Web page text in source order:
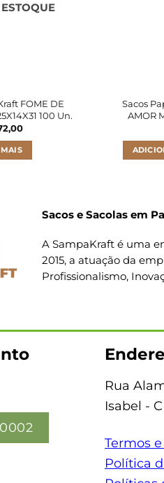
FOME DE
100 Un.
Sacos
AMOR
Sacos e Sacolas em
A SampaKraft é uma
2015, a atuação da
Profissionalismo,
Rua
Isabel -
Termos
Política